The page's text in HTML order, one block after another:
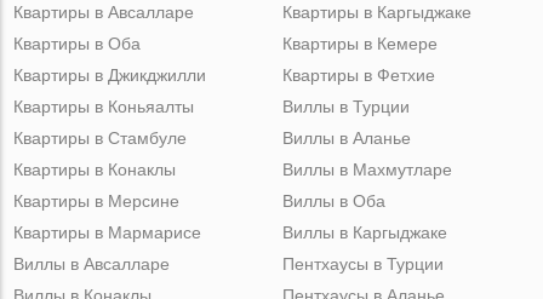
Квартиры в Авсалларе
Квартиры в Оба
Квартиры в Джикджилли
Квартиры в Каргыджаке
Квартиры в Кемере
Квартиры в Фетхие
Квартиры в Коньяалты
Квартиры в Стамбуле
Квартиры в Конаклы
Квартиры в Мерсине
Квартиры в Мармарисе
Виллы в Турции
Виллы в Аланье
Виллы в Махмутларе
Виллы в Оба
Виллы в Каргыджаке
Виллы в Авсалларе
Виллы в Конаклы
Пентхаусы в Турции
Пентхаусы в Аланье